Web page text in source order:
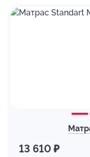
13 610 ₽